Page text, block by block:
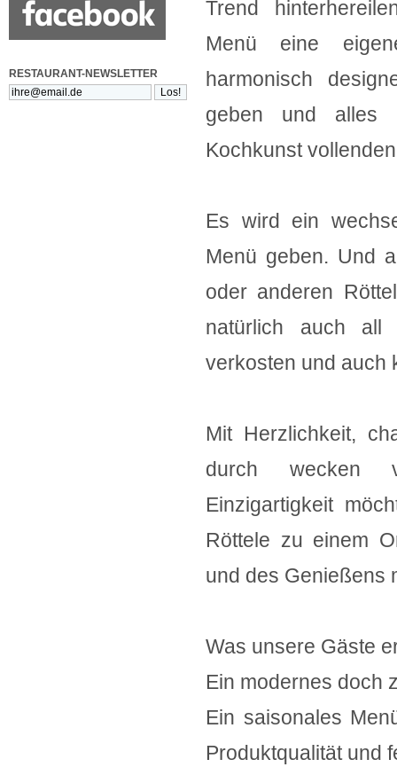
RESTAURANT-NEWSLETTER
Trend
Menü eine
harmonisch
geben und alles
Kochkunst
Es wird ein
Menü geben. Und
oder anderen
natürlich auch all
verkosten und auch
Mit Herzlichkeit,
durch wecken
Einzigartigkeit
Röttele zu einem
und des Genießens
Was unsere Gäste
Ein modernes doch
Ein saisonales
Produktqualität und